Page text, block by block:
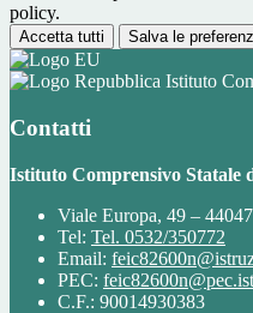
policy.
Accetta tutti Salva le
Istituto
Contatti
Istituto Comprensivo Statale
Viale Europa, 49 –
Tel: Tel. 0532/350772
Email:
PEC:
C.F.: 90014930383